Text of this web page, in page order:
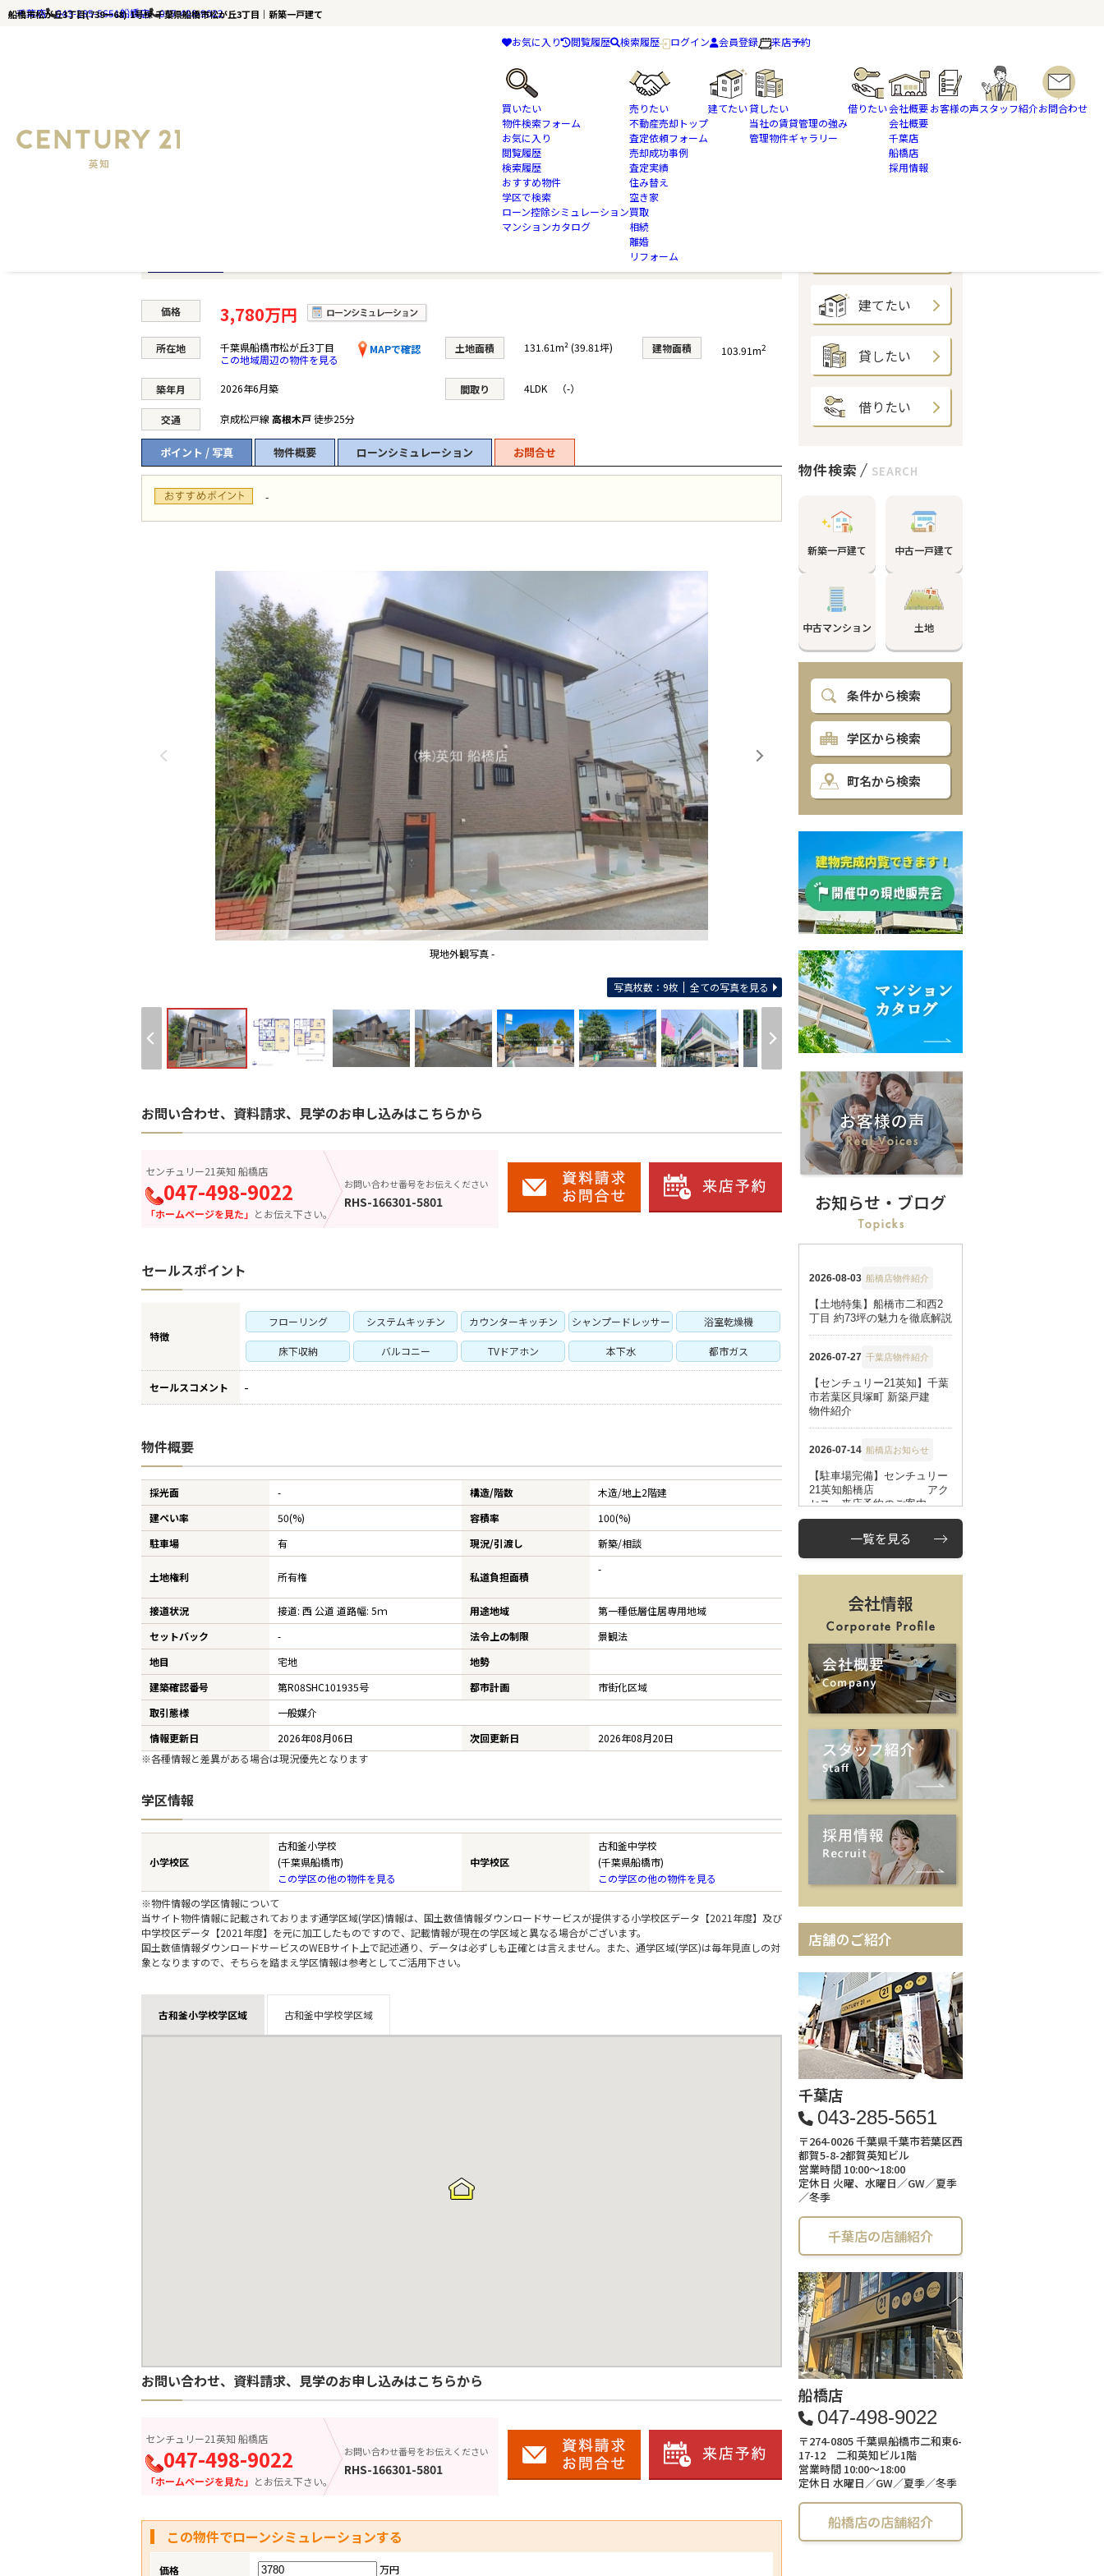
船橋市松が丘3丁目(739ー68) 1号棟 千葉県船橋市松が丘3丁目｜新築一戸建て
千葉店 043-285-5651船橋店 047-498-9022
お気に入り 閲覧履歴 検索履歴 ログイン 会員登録 来店予約
買いたい
物件検索フォーム
お気に入り
閲覧履歴
検索履歴
おすすめ物件
学区で検索
ローン控除シミュレーション
マンションカタログ
売りたい
不動産売却トップ
査定依頼フォーム
売却成功事例
査定実績
住み替え
空き家
買取
相続
離婚
リフォーム
建てたい貸したい
当社の賃貸管理の強み
管理物件ギャラリー
借りたい会社概要
会社概要
千葉店
船橋店
採用情報
お客様の声スタッフ紹介お問合わせ
新築一戸建て（新築一軒家） 京成松戸線
価格 3,780万円
所在地 千葉県船橋市松が丘3丁目 MAPで確認
この地域周辺の物件を見る
土地面積 131.61m² (39.81坪) 建物面積 103.91m2
築年月 2026年6月築 間取り 4LDK （-）
交通 京成松戸線 高根木戸徒歩25分
ポイント / 写真 物件概要 ローンシミュレーション お問合せ
-
現地外観写真 -
写真枚数：9枚 全ての写真を見る
お問い合わせ、資料請求、見学のお申し込みはこちらから
センチュリー21英知 船橋店
047-498-9022
「ホームページを見た」 とお伝え下さい。
お問い合わせ番号をお伝えください
RHS-166301-5801
セールスポイント
特徴
フローリング システムキッチン カウンターキッチン シャンプードレッサー 浴室乾燥機
床下収納 バルコニー TVドアホン 本下水 都市ガス
セールスコメント -
物件概要
採光面 - 構造/階数 木造/地上2階建
建ぺい率
50(%) 容積率
100(%)
駐車場
有 現況/引渡し 新築/相談
土地権利 所有権 私道負担面積
-
接道状況 接道: 西 公道 道路幅: 5ｍ 用途地域
第一種低層住居専用地域
セットバック
- 法令上の制限
景観法
地目
宅地
地勢
建築確認番号
第R08SHC101935号 都市計画
市街化区域
取引態様
一般媒介
情報更新日
2026年08月06日 次回更新日
2026年08月20日
※各種情報と差異がある場合は現況優先となります
学区情報
小学校区
古和釜小学校
(千葉県船橋市)
この学区の他の物件を見る
中学校区
古和釜中学校
(千葉県船橋市)
この学区の他の物件を見る
※物件情報の学区情報について
当サイト物件情報に記載されております通学区域(学区)情報は、国土数値情報ダウンロードサービスが提供する小学校区データ【2021年度】及び
中学校区データ【2021年度】を元に加工したものですので、記載情報が現在の学区域と異なる場合がございます。
国土数値情報ダウンロードサービスのWEBサイト上で記述通り、データは必ずしも正確とは言えません。また、通学区域(学区)は毎年見直しの対
象となりますので、そちらを踏まえ学区情報は参考としてご活用下さい。
古和釜小学校学区域 古和釜中学校学区域
お問い合わせ、資料請求、見学のお申し込みはこちらから
センチュリー21英知 船橋店
047-498-9022
「ホームページを見た」 とお伝え下さい。
お問い合わせ番号をお伝えください
RHS-166301-5801
この物件でローンシミュレーションする
価格 万円
建てたい
貸したい
借りたい
物件検索 SEARCH
新築一戸建て 中古一戸建て
中古マンション 土地
条件から検索
学区から検索
町名から検索
お知らせ・ブログ
一覧を見る
会社情報
店舗のご紹介
千葉店
043-285-5651
〒264-0026 千葉県千葉市若葉区西
都賀5-8-2都賀英知ビル
営業時間 10:00～18:00
定休日 火曜、水曜日／GW／夏季
／冬季
千葉店の店舗紹介
船橋店
047-498-9022
〒274-0805 千葉県船橋市二和東6-
17-12 二和英知ビル1階
営業時間 10:00～18:00
定休日 水曜日／GW／夏季／冬季
船橋店の店舗紹介